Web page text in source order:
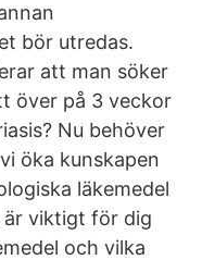
bör utredas.
att man söker
över på 3 veckor
Nu behöver
öka kunskapen
läkemedel
är viktigt för dig
och vilka